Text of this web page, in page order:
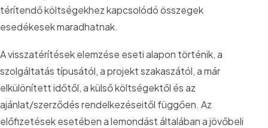
térítendő költségekhez kapcsolódó összegek
esedékesek maradhatnak.
A visszatérítések elemzése eseti alapon történik, a
szolgáltatás típusától, a projekt szakaszától, a már
elkülönített időtől, a külső költségektől és az
ajánlat/szerződés rendelkezéseitől függően. Az
előfizetések esetében a lemondást általában a jövőbeli